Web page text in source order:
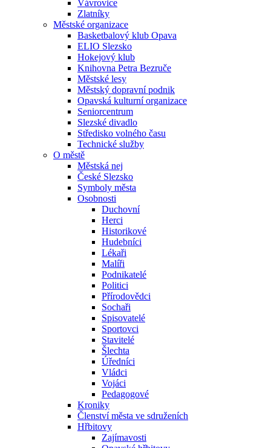
Vávrovice
Zlatníky
Městské organizace
Basketbalový klub Opava
ELIO Slezsko
Hokejový klub
Knihovna Petra Bezruče
Městské lesy
Městský dopravní podnik
Opavská kulturní organizace
Seniorcentrum
Slezské divadlo
Středisko volného času
Technické služby
O městě
Městská nej
České Slezsko
Symboly města
Osobnosti
Duchovní
Herci
Historikové
Hudebníci
Lékaři
Malíři
Podnikatelé
Politici
Přírodovědci
Sochaři
Spisovatelé
Sportovci
Stavitelé
Šlechta
Úředníci
Vládci
Vojáci
Pedagogové
Kroniky
Členství města ve sdruženích
Hřbitovy
Zajímavosti